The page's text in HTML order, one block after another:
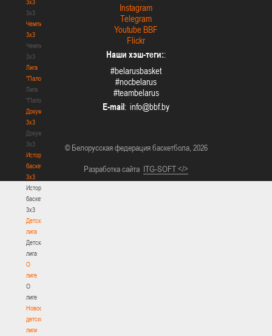
3x3
3x3
Чемпионат
3х3
Чемпионат
3х3
Лига
"Палова"
Лига
"Палова"
Документы
3х3
Документы
3х3
История
баскетбола
3х3
История
баскетбола
3х3
Детская
лига
Детская
лига
О
лиге
О
лиге
Новости
детской
лиги
Instagram
Telegram
Youtube BBF
Flickr
Наши хэш-теги::
#belarusbasket
#nocbelarus
#teambelarus
E-mail:
© Белорусская федерация баскетбола, 2026
Разработка сайта ITG-SOFT </>